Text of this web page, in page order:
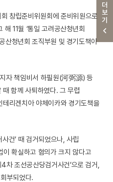
더보기
창립준비위원회에 준비위원으로
해 11월 ‘통일 고려공산청년회
산청년회 조직부원 및 경기도책이
자 책임비서 하필원(河弼源) 등
함께 사퇴하였다. 그 무렵
리겐치아 야체이카와 경기도책을
건’ 때 검거되었으나, 사립
확실하고 혐의가 크지 않다고
차 조선공산당검거사건’으로 검거,
부되었다.